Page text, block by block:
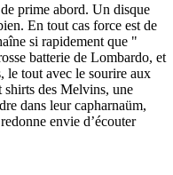
prime abord. Un disque
En tout cas force est de
si rapidement que "
batterie de Lombardo, et
le tout avec le sourire aux
shirts des Melvins, une
dans leur capharnaüm,
envie d’écouter